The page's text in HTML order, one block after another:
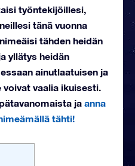
työntekijöillesi,
tänä vuonna
tähden heidän
yllätys heidän
ainutlaatuisen ja
vaalia ikuisesti.
ja anna
tähti!